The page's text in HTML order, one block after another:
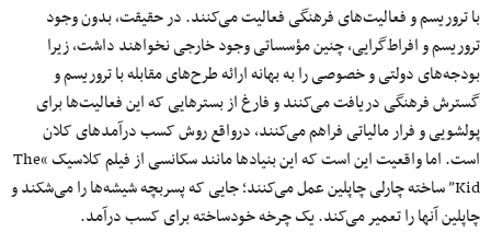
با تروریسم و فعالیت‌های فرهنگی فعالیت می‌کنند. در حقیقت، بدون وجود
تروریسم و افراط‌گرایی، چنین مؤسساتی وجود خارجی نخواهند داشت، زیرا
بودجه‌های دولتی و خصوصی را به بهانه ارائه طرح‌های مقابله با تروریسم و
گسترش فرهنگی دریافت می‌کنند و فارغ از بسترهایی که این فعالیت‌ها برای
پولشویی و فرار مالیاتی فراهم می‌کنند، درواقع روش کسب درآمدهای کلان
است. اما واقعیت این است که این بنیادها مانند سکانسی از فیلم کلاسیک “The
Kid” ساخته چارلی چاپلین عمل می‌کنند؛ جایی که پسربچه شیشه‌ها را می‌شکند و
چاپلین آنها را تعمیر می‌کند. یک چرخه خودساخته برای کسب درآمد.